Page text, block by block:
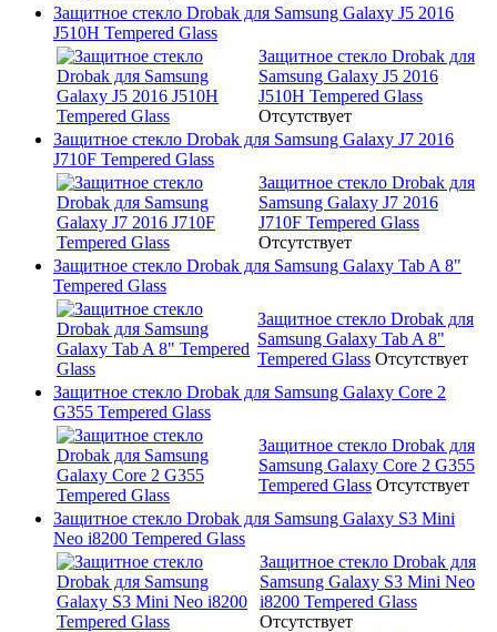
Защитное стекло Drobak для Samsung Galaxy J5 2016
J510H Tempered Glass
Защитное стекло Drobak для
Samsung Galaxy J5 2016
J510H Tempered Glass
Отсутствует
Защитное стекло Drobak для Samsung Galaxy J7 2016
J710F Tempered Glass
Защитное стекло Drobak для
Samsung Galaxy J7 2016
J710F Tempered Glass
Отсутствует
Защитное стекло Drobak для Samsung Galaxy Tab A 8"
Tempered Glass
Защитное стекло Drobak для
Samsung Galaxy Tab A 8"
Tempered Glass Отсутствует
Защитное стекло Drobak для Samsung Galaxy Core 2
G355 Tempered Glass
Защитное стекло Drobak для
Samsung Galaxy Core 2 G355
Tempered Glass Отсутствует
Защитное стекло Drobak для Samsung Galaxy S3 Mini
Neo i8200 Tempered Glass
Защитное стекло Drobak для
Samsung Galaxy S3 Mini Neo
i8200 Tempered Glass
Отсутствует